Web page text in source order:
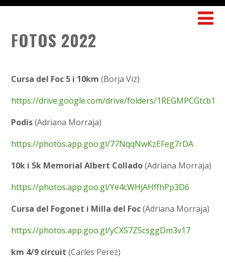
FOTOS 2022
Cursa del Foc 5 i 10km (Borja Viz)
https://drive.google.com/drive/folders/
Podis(Adriana Morraja)
https://photos.app.goo.gl/77NqqNwKzEFeg7rDA
10k i 5k Memorial Albert Collado(Adriana Morraja)
https://photos.app.goo.gl/Ye4cWHjAHffhPp3D6
Cursa del Fogonet i Milla del Foc(Adriana Morraja)
https://photos.app.goo.gl/yCXS7Z5csggDm3v17
km 4/9 circuit (Carles Perez)